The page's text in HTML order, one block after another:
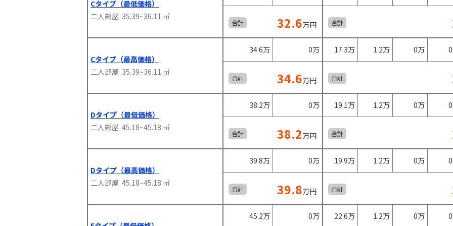
Cタイプ（最低価格）
二人部屋 35.39~36.11 ㎡
合計 32.6万円 合計
Cタイプ（最高価格）
二人部屋 35.39~36.11 ㎡
34.6万 0万 17.3万 1.2万 0万
合計 34.6万円 合計
Dタイプ（最低価格）
二人部屋 45.18~45.18 ㎡
38.2万 0万 19.1万 1.2万 0万
合計 38.2万円 合計
Dタイプ（最高価格）
二人部屋 45.18~45.18 ㎡
39.8万 0万 19.9万 1.2万 0万
合計 39.8万円 合計
45.2万 0万 22.6万 1.2万 0万